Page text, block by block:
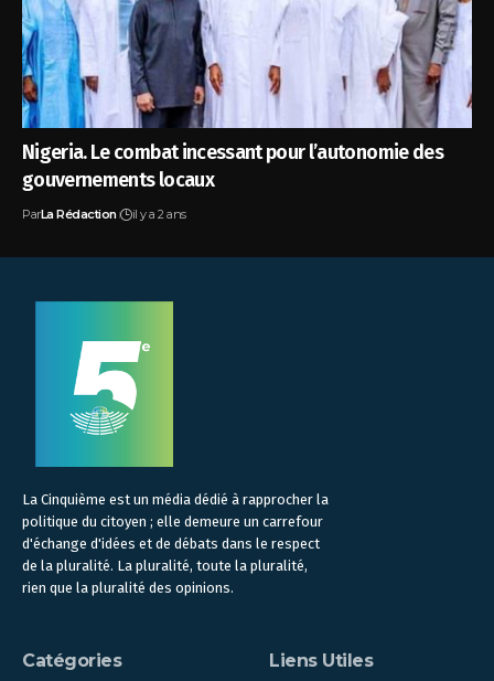
Nigeria. Le combat incessant pour l’autonomie des
gouvernements locaux
ParLa Rédaction il y a 2 ans
La Cinquième est un média dédié à rapprocher la
politique du citoyen ; elle demeure un carrefour
d'échange d'idées et de débats dans le respect
de la pluralité. La pluralité, toute la pluralité,
rien que la pluralité des opinions.
Catégories Liens Utiles